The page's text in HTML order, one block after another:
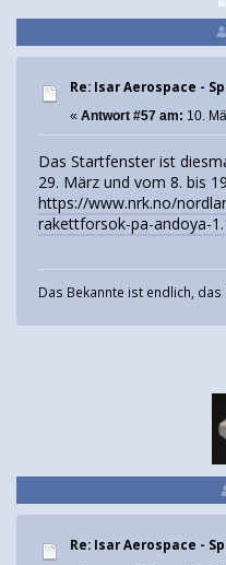
Re: Isar Aerospace -
« Antwort #57 am: 10.
Das Startfenster ist
29. März und vom 8. bis
https://www.nrk.no/
rakettforsok-pa-andoya-
Das Bekannte ist endlich,
Re: Isar Aerospace -